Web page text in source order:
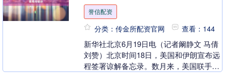
誉信配资
分类：传金所配资官网 查看：144
新华社北京6月19日电（记者阚静文 马倩
刘赞）北京时间18日，美国和伊朗宣布远
程签署谅解备忘录。数月来，美国联手以